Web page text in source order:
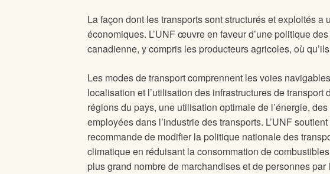
La façon dont les transports sont structurés et exploités
économiques. L’UNF œuvre en faveur d’une politique
canadienne, y compris les producteurs agricoles, où
Les modes de transport comprennent les voies
localisation et l’utilisation des infrastructures de
régions du pays, une utilisation optimale de l’énergie,
employées dans l’industrie des transports. L’UNF
recommande de modifier la politique nationale des
climatique en réduisant la consommation de
plus grand nombre de marchandises et de personnes